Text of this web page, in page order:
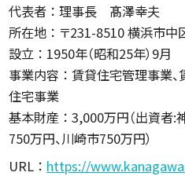
代表者 ： 理事長 髙澤幸夫
所在地 ： 〒231-8510 横浜市
設立 ： 1950年（昭和25年）9月
事業内容 ： 賃貸住宅管理事業
住宅事業
基本財産 ： 3,000万円（出資者
750万円、川崎市750万円）
URL ： https://